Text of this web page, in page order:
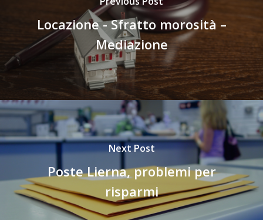
Locazione - Sfratto morosità –
Mediazione
Next Post
Poste Lierna, problemi per
risparmi